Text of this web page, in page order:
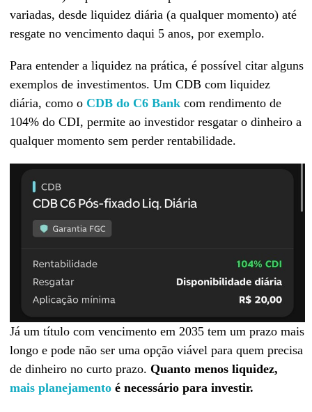
variadas, desde liquidez diária (a qualquer momento) até
resgate no vencimento daqui 5 anos, por exemplo.
Para entender a liquidez na prática, é possível citar alguns
exemplos de investimentos. Um CDB com liquidez
diária, como o CDB do C6 Bank com rendimento de
104% do CDI, permite ao investidor resgatar o dinheiro a
qualquer momento sem perder rentabilidade.
Já um título com vencimento em 2035 tem um prazo mais
longo e pode não ser uma opção viável para quem precisa
de dinheiro no curto prazo. Quanto menos liquidez,
mais planejamento é necessário para investir.